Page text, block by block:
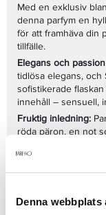
Denna webbplats
Med en exklusiv
denna parfym en
för att framhäva din
tillfälle.
Elegans och
tidlösa elegans, och
sofistikerade
innehåll – sensuell,
Fruktig inledning:
röda päron, en not
I
rosor, kända för sin
Varm bas: